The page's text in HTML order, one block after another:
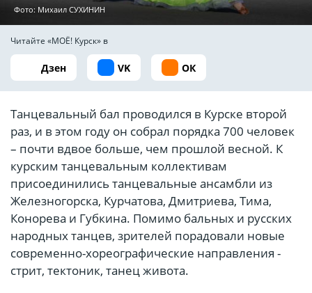
Фото: Михаил СУХИНИН
Читайте «МОЁ! Курск» в
Дзен VK ОК
Танцевальный бал проводился в Курске второй
раз, и в этом году он собрал порядка 700 человек
– почти вдвое больше, чем прошлой весной. К
курским танцевальным коллективам
присоединились танцевальные ансамбли из
Железногорска, Курчатова, Дмитриева, Тима,
Конорева и Губкина. Помимо бальных и русских
народных танцев, зрителей порадовали новые
современно-хореографические направления -
стрит, тектоник, танец живота.